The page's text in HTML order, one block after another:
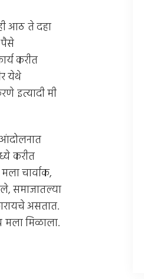
आठ ते दहा
करीत
येथे
इत्यादी मी
आंदोलनात
करीत
चार्वाक,
समाजातल्या
असतात.
मला मिळाला.